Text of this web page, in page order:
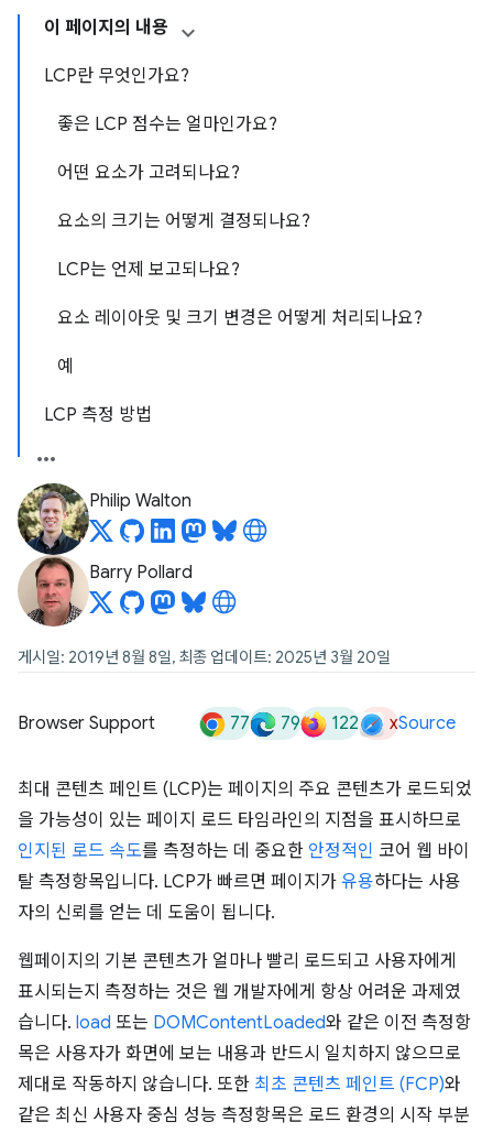
이 페이지의 내용
LCP란 무엇인가요?
좋은 LCP 점수는 얼마인가요?
어떤 요소가 고려되나요?
요소의 크기는 어떻게 결정되나요?
LCP는 언제 보고되나요?
요소 레이아웃 및 크기 변경은 어떻게 처리되나요?
예
LCP 측정 방법
Philip Walton
Barry Pollard
게시일: 2019년 8월 8일, 최종 업데이트: 2025년 3월 20일
Browser Support 77 79 122 xSource
최대 콘텐츠 페인트 (LCP)는 페이지의 주요 콘텐츠가 로드되었
을 가능성이 있는 페이지 로드 타임라인의 지점을 표시하므로
인지된 로드 속도를 측정하는 데 중요한 안정적인 코어 웹 바이
탈 측정항목입니다. LCP가 빠르면 페이지가 유용하다는 사용
자의 신뢰를 얻는 데 도움이 됩니다.
웹페이지의 기본 콘텐츠가 얼마나 빨리 로드되고 사용자에게
표시되는지 측정하는 것은 웹 개발자에게 항상 어려운 과제였
습니다. load 또는 DOMContentLoaded와 같은 이전 측정항
목은 사용자가 화면에 보는 내용과 반드시 일치하지 않으므로
제대로 작동하지 않습니다. 또한 최초 콘텐츠 페인트 (FCP)와
같은 최신 사용자 중심 성능 측정항목은 로드 환경의 시작 부분